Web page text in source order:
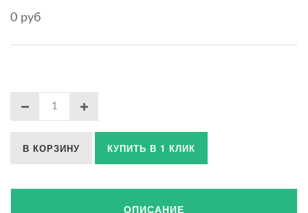
0 руб
В КОРЗИНУ КУПИТЬ В 1 КЛИК
ОПИСАНИЕ